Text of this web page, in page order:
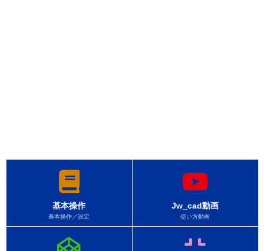
基本操作
基本操作／設定
Jw_cad動画
使い方動画